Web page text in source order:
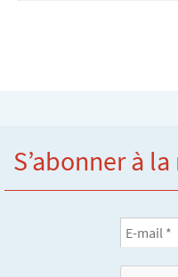
S’abonner à